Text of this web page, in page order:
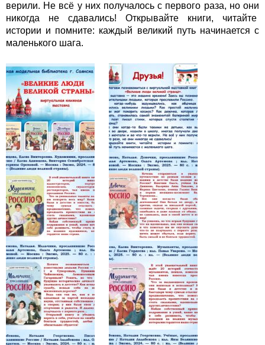
верили. Не всё у них получалось с первого раза, но они
никогда не сдавались! Открывайте книги, читайте
истории и помните: каждый великий путь начинается с
маленького шага.